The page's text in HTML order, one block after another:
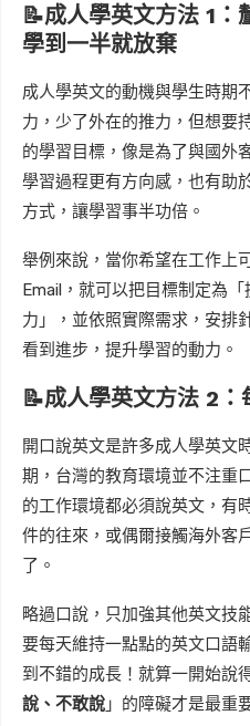
📝成人學英文方法 1：
學到一半就放棄
成人學英文的動機與學生時期
力，少了外在的推力，但想要
的學習目標，像是為了與國外
學習過程更有方向感，也有助
方式，讓學習事半功倍。
舉例來說，當你希望在工作上
Email，就可以把目標制定為
力」，並依照實際需求，安排
看到進步，提升學習的動力。
📝成人學英文方法 2：
開口說英文是許多成人學英文
期，台灣的教育環境並不注重
的工作環境都必須說英文，有
件的往來，或偶爾接觸海外客
了。
略過口說，只加強其他英文技
要每天維持一點點的英文口語
到不錯的成長！就算一開始說
說、不敢說 」的障礙才是最重